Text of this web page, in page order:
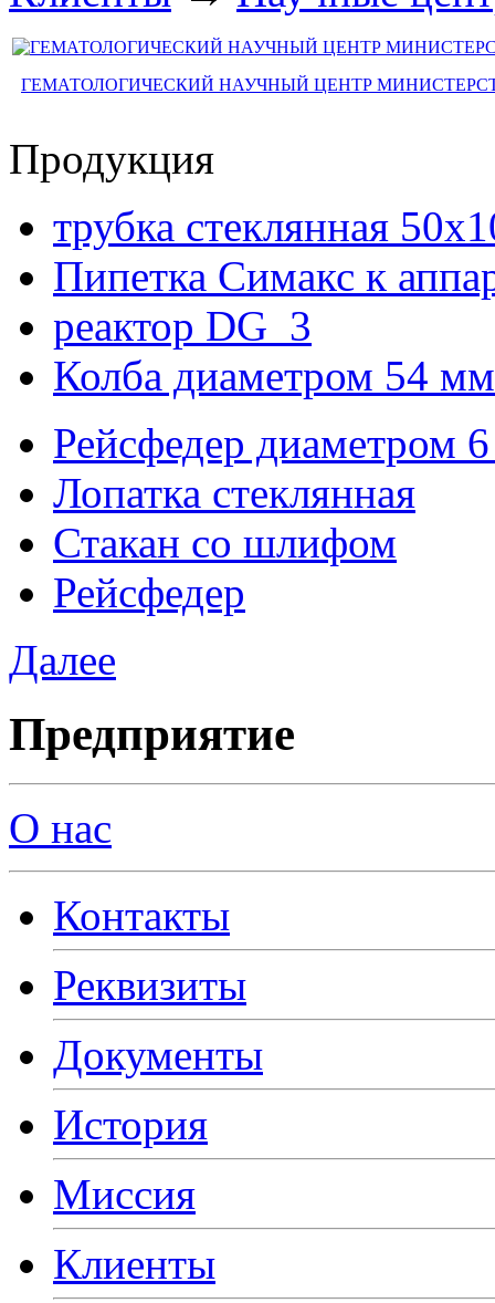
ГЕМАТОЛОГИЧЕСКИЙ НАУЧНЫЙ ЦЕНТР
Продукция
трубка стеклянная
Пипетка Симакс к
реактор DG_3
Колба диаметром 54 мм
Рейсфедер диаметром
Лопатка стеклянная
Стакан со шлифом
Рейсфедер
Далее
Предприятие
О нас
Контакты
Реквизиты
Документы
История
Миссия
Клиенты